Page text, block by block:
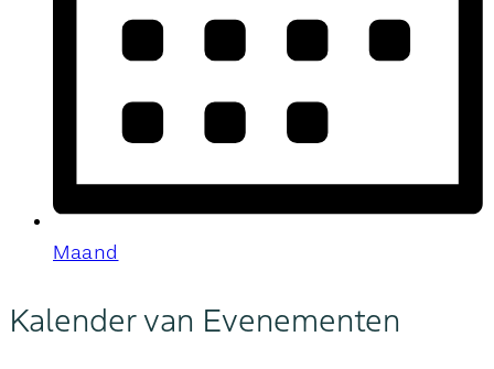
Maand
Kalender van Evenementen